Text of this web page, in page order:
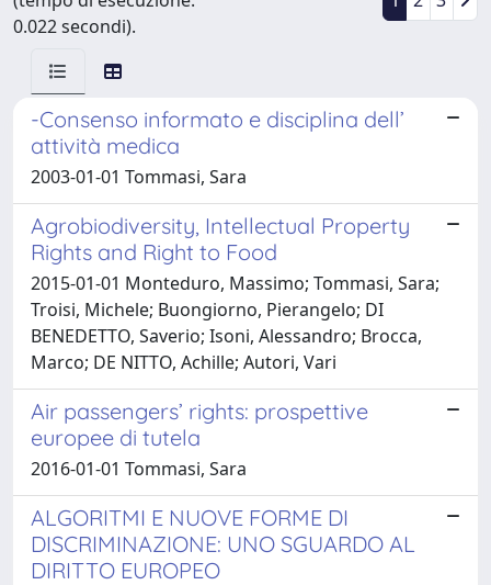
0.022 secondi).
-Consenso informato e disciplina dell’
attività medica
2003-01-01 Tommasi, Sara
Agrobiodiversity, Intellectual Property
Rights and Right to Food
2015-01-01 Monteduro, Massimo; Tommasi, Sara;
Troisi, Michele; Buongiorno, Pierangelo; DI
BENEDETTO, Saverio; Isoni, Alessandro; Brocca,
Marco; DE NITTO, Achille; Autori, Vari
Air passengers’ rights: prospettive
europee di tutela
2016-01-01 Tommasi, Sara
ALGORITMI E NUOVE FORME DI
DISCRIMINAZIONE: UNO SGUARDO AL
DIRITTO EUROPEO